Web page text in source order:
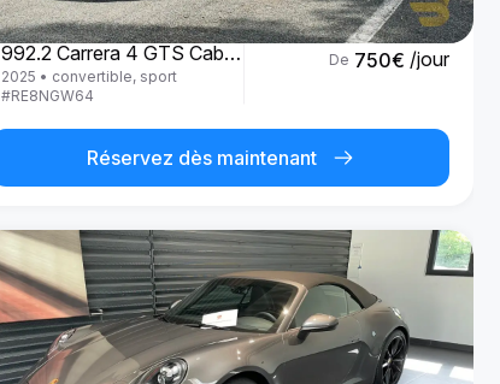
Porsche
992.2 Carrera 4 GTS Cabrio '25
2025 • convertible, sport
#RE8NGW64
De 750€ /jour
Réservez dès maintenant